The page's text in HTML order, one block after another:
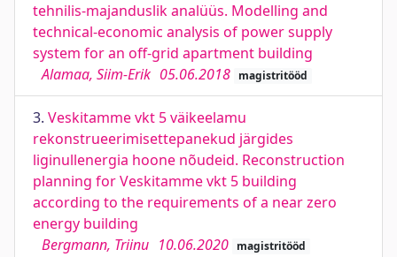
tehnilis-majanduslik analüüs. Modelling and
technical-economic analysis of power supply
system for an off-grid apartment building
Alamaa, Siim-Erik 05.06.2018 magistritööd
3. Veskitamme vkt 5 väikeelamu
rekonstrueerimisettepanekud järgides
liginullenergia hoone nõudeid. Reconstruction
planning for Veskitamme vkt 5 building
according to the requirements of a near zero
energy building
Bergmann, Triinu 10.06.2020 magistritööd